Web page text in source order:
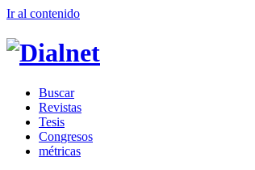
Ir al contenido
Buscar
Revistas
Tesis
Congresos
métricas